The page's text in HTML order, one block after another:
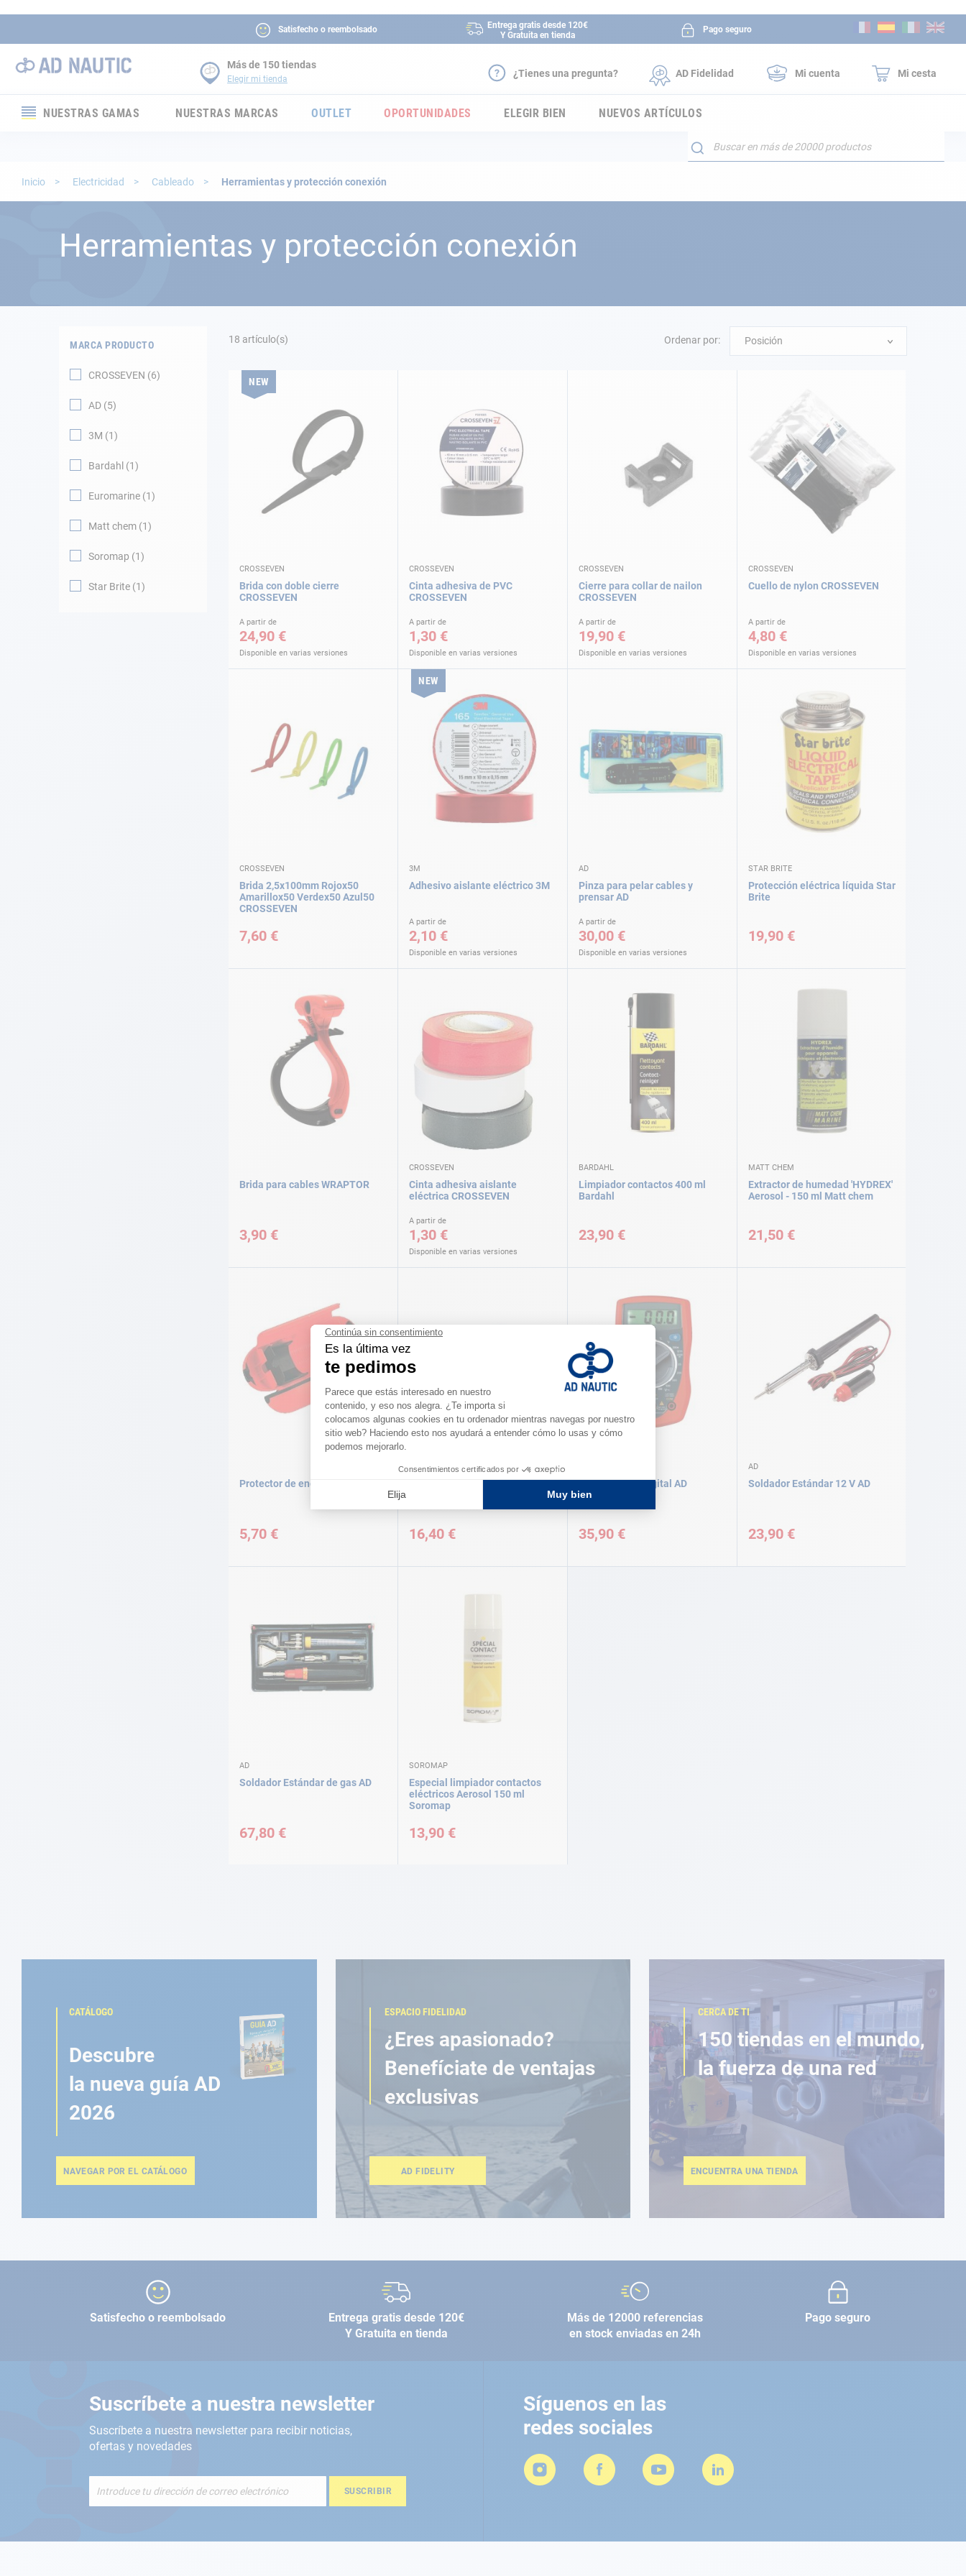
Satisfecho o reembolsado
Entrega gratis desde 120€
Y Gratuita en tienda
Pago seguro
Más de 150 tiendas
Elegir mi tienda ¿Tienes una pregunta? AD Fidelidad Mi cuenta Mi cesta
NUESTRAS GAMAS
Electricidad
Tienda y ocio
NUESTRAS MARCAS OUTLET OPORTUNIDADES ELEGIR BIEN NUEVOS ARTÍCULOS
Buscar
Inicio Electricidad Cableado Herramientas y protección conexión
Herramientas y protección conexión
18 artículo(s) Ordenar por: Posición
NEW
CROSSEVEN
Brida con doble cierre
CROSSEVEN
A partir de
24,90 €
Disponible en varias versiones
CROSSEVEN
Cinta adhesiva de PVC
CROSSEVEN
A partir de
1,30 €
Disponible en varias versiones
CROSSEVEN
Cierre para collar de nailon
CROSSEVEN
A partir de
19,90 €
Disponible en varias versiones
CROSSEVEN
Cuello de nylon CROSSEVEN
A partir de
4,80 €
Disponible en varias versiones
CROSSEVEN
Brida 2,5x100mm Rojox50
Amarillox50 Verdex50 Azul50
CROSSEVEN
7,60 €
NEW
3M
Adhesivo aislante eléctrico 3M
A partir de
2,10 €
Disponible en varias versiones
AD
Pinza para pelar cables y
prensar AD
A partir de
30,00 €
Disponible en varias versiones
STAR BRITE
Protección eléctrica líquida Star
Brite
19,90 €
Brida para cables WRAPTOR
3,90 €
CROSSEVEN
Cinta adhesiva aislante
eléctrica CROSSEVEN
A partir de
1,30 €
Disponible en varias versiones
BARDAHL
Limpiador contactos 400 ml
Bardahl
23,90 €
MATT CHEM
Extractor de humedad 'HYDREX'
Aerosol - 150 ml Matt chem
21,50 €
Protector de enchufe estanco
5,70 €
AD
Carrete para soldaduras 80 g AD
16,40 €
Multimedidor digital AD
35,90 €
AD
Soldador Estándar 12 V AD
23,90 €
AD
Soldador Estándar de gas AD
67,80 €
SOROMAP
Especial limpiador contactos
eléctricos Aerosol 150 ml
Soromap
13,90 €
MARCA PRODUCTO
CROSSEVEN 6
AD 5
3M 1
Bardahl 1
Euromarine 1
Matt chem 1
Soromap 1
Star Brite 1
CATÁLOGO
Descubre
la nueva guía AD
2026
NAVEGAR POR EL CATÁLOGO
ESPACIO FIDELIDAD
¿Eres apasionado?
Benefíciate de ventajas
exclusivas
AD FIDELITY
CERCA DE TI
150 tiendas en el mundo,
la fuerza de una red
ENCUENTRA UNA TIENDA
Satisfecho o reembolsado
Entrega gratis desde 120€
Y Gratuita en tienda
Más de 12000 referencias
en stock enviadas en 24h
Pago seguro
Suscríbete a nuestra newsletter
Suscríbete a nuestra newsletter para recibir noticias,
ofertas y novedades
de
SUSCRIBIR
Síguenos en las
redes sociales